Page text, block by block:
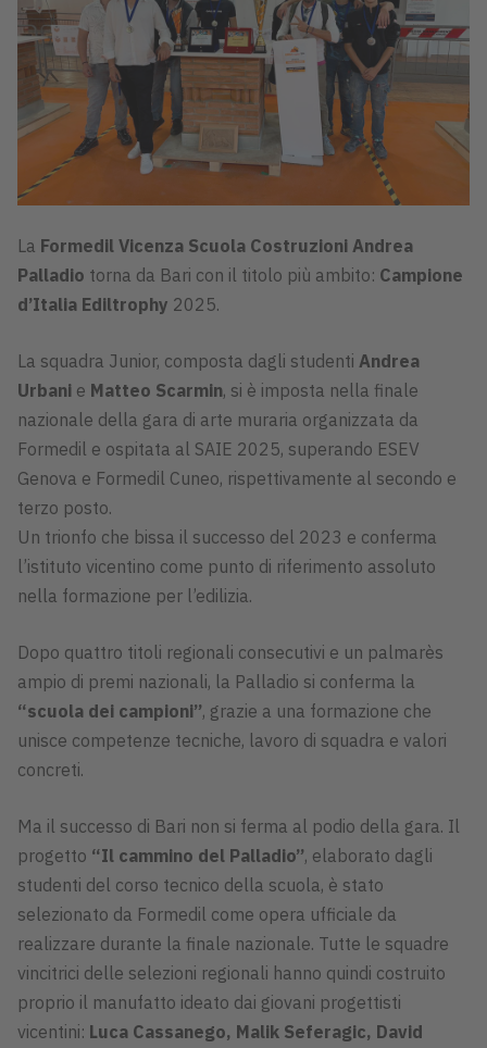
La Formedil Vicenza Scuola Costruzioni Andrea
Palladio torna da Bari con il titolo più ambito: Campione
d’Italia Ediltrophy 2025.
La squadra Junior, composta dagli studenti Andrea
Urbani e Matteo Scarmin, si è imposta nella finale
nazionale della gara di arte muraria organizzata da
Formedil e ospitata al SAIE 2025, superando ESEV
Genova e Formedil Cuneo, rispettivamente al secondo e
terzo posto.
Un trionfo che bissa il successo del 2023 e conferma
l’istituto vicentino come punto di riferimento assoluto
nella formazione per l’edilizia.
Dopo quattro titoli regionali consecutivi e un palmarès
ampio di premi nazionali, la Palladio si conferma la
“scuola dei campioni”, grazie a una formazione che
unisce competenze tecniche, lavoro di squadra e valori
concreti.
Ma il successo di Bari non si ferma al podio della gara. Il
progetto “Il cammino del Palladio”, elaborato dagli
studenti del corso tecnico della scuola, è stato
selezionato da Formedil come opera ufficiale da
realizzare durante la finale nazionale. Tutte le squadre
vincitrici delle selezioni regionali hanno quindi costruito
proprio il manufatto ideato dai giovani progettisti
vicentini: Luca Cassanego, Malik Seferagic, David